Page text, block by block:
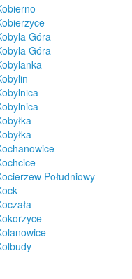
Góra
Góra
Południowy